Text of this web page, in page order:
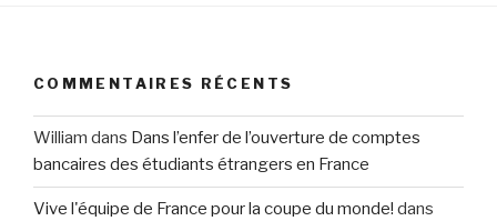
COMMENTAIRES RÉCENTS
William dans Dans l’enfer de l’ouverture de comptes
bancaires des étudiants étrangers en France
Vive l'équipe de France pour la coupe du monde! dans